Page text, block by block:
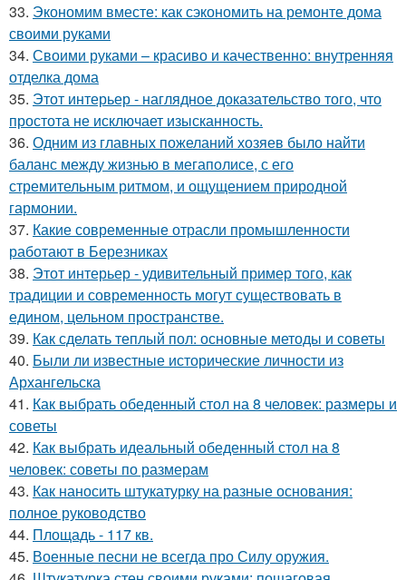
33. Экономим вместе: как сэкономить на ремонте дома
своими руками
34. Своими руками – красиво и качественно: внутренняя
отделка дома
35. Этот интерьер - наглядное доказательство того, что
простота не исключает изысканность.
36. Одним из главных пожеланий хозяев было найти
баланс между жизнью в мегаполисе, с его
стремительным ритмом, и ощущением природной
гармонии.
37. Какие современные отрасли промышленности
работают в Березниках
38. Этот интерьер - удивительный пример того, как
традиции и современность могут существовать в
едином, цельном пространстве.
39. Как сделать теплый пол: основные методы и советы
40. Были ли известные исторические личности из
Архангельска
41. Как выбрать обеденный стол на 8 человек: размеры и
советы
42. Как выбрать идеальный обеденный стол на 8
человек: советы по размерам
43. Как наносить штукатурку на разные основания:
полное руководство
44. Площадь - 117 кв.
45. Военные песни не всегда про Силу оружия.